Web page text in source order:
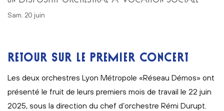
sam. 20 juin
RETOUR SUR LE PREMIER CONCERT
Les deux orchestres Lyon Métropole «Réseau Démos» ont
présenté le fruit de leurs premiers mois de travail le 22 juin
2025, sous la direction du chef d’orchestre Rémi Durupt.